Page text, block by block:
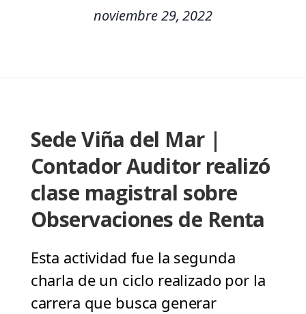
noviembre 29, 2022
Sede Viña del Mar |
Contador Auditor realizó
clase magistral sobre
Observaciones de Renta
Esta actividad fue la segunda
charla de un ciclo realizado por la
carrera que busca generar